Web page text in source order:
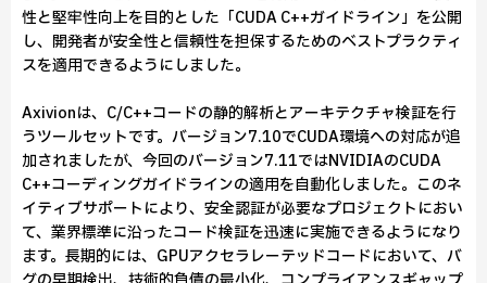
性と堅牢性向上を目的とした「CUDA C++ガイドライン」を公開
し、開発者が安全性と信頼性を担保するためのベストプラクティ
スを適用できるようにしました。
Axivionは、C/C++コードの静的解析とアーキテクチャ検証を行
うツールセットです。バージョン7.10でCUDA環境への対応が追
加されましたが、今回のバージョン7.11ではNVIDIAのCUDA
C++コーディングガイドラインの適用を自動化しました。このネ
イティブサポートにより、安全認証が必要なプロジェクトにおい
て、業界標準に沿ったコード検証を迅速に実施できるようになり
ます。長期的には、GPUアクセラレーテッドコードにおいて、バ